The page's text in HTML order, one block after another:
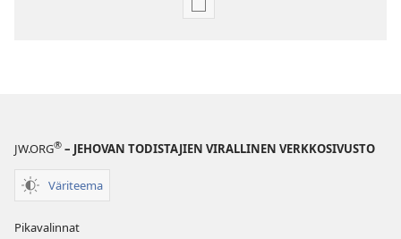
Julkaisujen
JW.ORG® – JEHOVAN TODISTAJIEN VIRALLINEN VERKKOSIVUSTO
Väriteema
Pikavalinnat